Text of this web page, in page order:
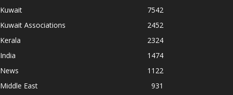
Kuwait
7542
Kuwait Associations
2452
Kerala
2324
India
1474
News
1122
Middle East
931